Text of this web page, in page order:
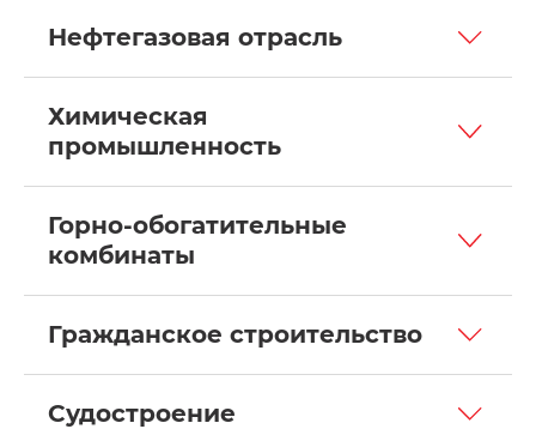
Нефтегазовая отрасль
Химическая
промышленность
Горно-обогатительные
комбинаты
Гражданское строительство
Судостроение